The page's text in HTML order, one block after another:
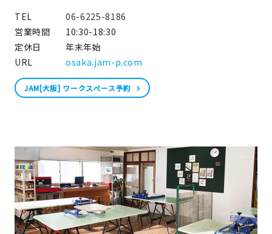
無地素材
紙
はんこ
文房具
JAMグッズ
台湾グッズ
TEL
06-6225-8186
営業時間
10:30-18:30
定休日
年末年始
URL
osaka.jam-p.com
JAM[大阪] ワークスぺース予約